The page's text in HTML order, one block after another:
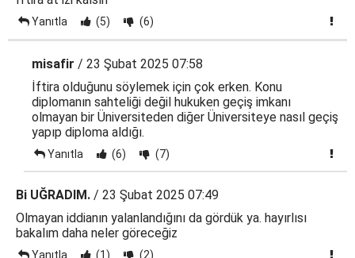
Yanıtla (5) (6)
misafir / 23 Şubat 2025 07:58
İftira olduğunu söylemek için çok erken. Konu
diplomanın sahteliği değil hukuken geçiş imkanı
olmayan bir Üniversiteden diğer Üniversiteye nasıl geçiş
yapıp diploma aldığı.
Yanıtla (6) (7)
Bi UĞRADIM. / 23 Şubat 2025 07:49
Olmayan iddianın yalanlandığını da gördük ya. hayırlısı
bakalım daha neler göreceğiz
Yanıtla (1) (2)